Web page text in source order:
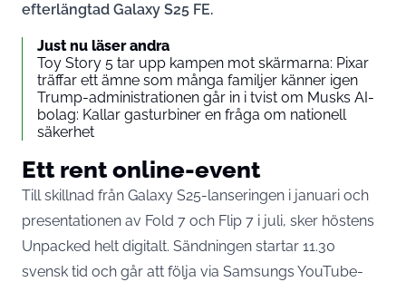
efterlängtad Galaxy S25 FE.
Just nu läser andra
Toy Story 5 tar upp kampen mot skärmarna: Pixar
träffar ett ämne som många familjer känner igen
Trump-administrationen går in i tvist om Musks AI-
bolag: Kallar gasturbiner en fråga om nationell
säkerhet
Ett rent online-event
Till skillnad från Galaxy S25-lanseringen i januari och
presentationen av Fold 7 och Flip 7 i juli, sker höstens
Unpacked helt digitalt. Sändningen startar 11.30
svensk tid och går att följa via Samsungs YouTube-